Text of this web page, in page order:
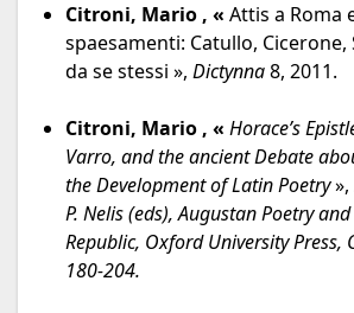
Citroni, Mario , « Attis a Roma
spaesamenti: Catullo, Cicerone,
da se stessi », Dictynna8, 2011.
Citroni, Mario , « Horace’s
Varro, and the ancient Debate
the Development of Latin Poetry»,
P. Nelis (eds), Augustan Poetry
Republic, Oxford University Press,
180-204.